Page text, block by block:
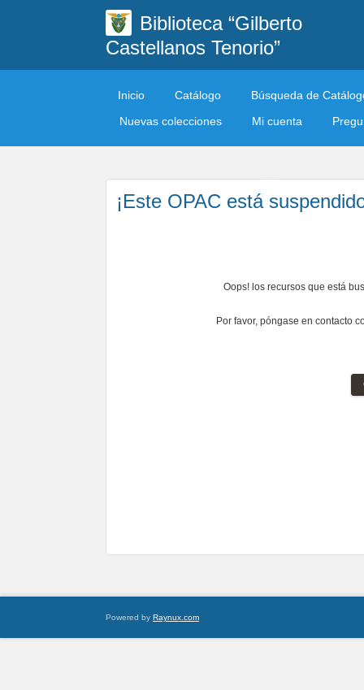
Biblioteca “Gilberto
Castellanos Tenorio”
Inicio Catálogo
Búsqueda de
Nuevas colecciones
Mi cuenta
¡Este OPAC está
Oops! los recursos que está
Por favor, póngase en contacto
Powered by Raynux.com